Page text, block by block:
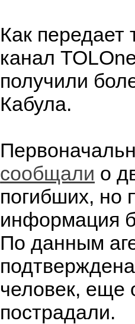
Как передает
канал
получили
Кабула.
сообщали о
погибших, но
информация
По данным
человек, еще
пострадали.